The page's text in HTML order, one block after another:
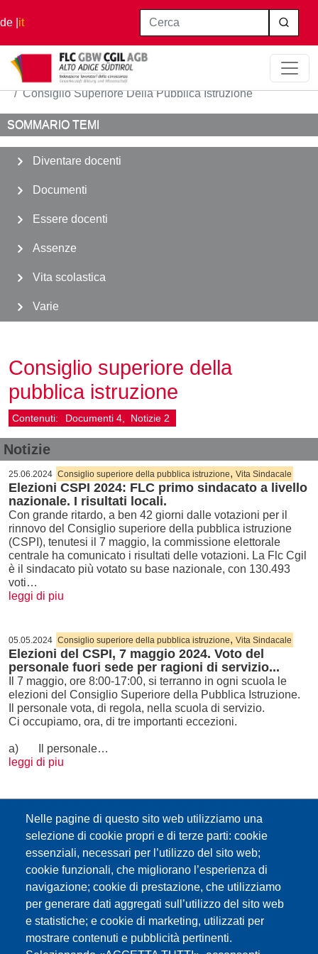
Salta al contenuto principale
de it
Nelle pagine di questo sito web utilizziamo una
selezione di cookie propri e di terze parti: cookie
essenziali, necessari per l’utilizzo del sito web;
cookie funzionali, che migliorano l’esperienza di
navigazione; cookie di prestazione, che utilizziamo
per generare dati aggregati sull’utilizzo del sito web
e statistiche; e cookie di marketing, utilizzati per
mostrare contenuti e pubblicità pertinenti.
Cerca
Home
Vita scolastica
Consiglio Superiore Della Pubblica Istruzione
Consiglio superiore della
pubblica istruzione
Contenuti: Documenti 4 Notizie 2
Notizie
25.06.2024 Consiglio superiore della pubblica istruzione, Vita Sindacale
Elezioni CSPI 2024: FLC primo sindacato a livello
nazionale. I risultati locali.
Con grande ritardo, a ben 42 giorni dalle votazioni per il
rinnovo del Consiglio superiore della pubblica istruzione
(CSPI), tenutesi il 7 maggio, la commissione elettorale
centrale ha comunicato i risultati delle votazioni. La Flc Cgil
è il sindacato più votato su base nazionale, con 130.493
voti…
leggi di piu
05.05.2024 Consiglio superiore della pubblica istruzione, Vita Sindacale
Elezioni del CSPI, 7 maggio 2024. Voto del
personale fuori sede per ragioni di servizio...
Il 7 maggio, ore 8:00-17:00, si terranno in ogni scuola le
elezioni del Consiglio Superiore della Pubblica Istruzione.
Il personale vota, di regola, nella scuola di servizio.
Ci occupiamo, ora, di tre importanti eccezioni.
a) Il personale…
leggi di piu
Volantino lista comune e candidata
FLC nelle scuole di lingua tedesca
Elezioni CSPI 2024 - Fac-simile delle
schede elettorali
SOMMARIO TEMI
Diventare docenti
Documenti
Essere docenti
Assenze
Vita scolastica
Varie